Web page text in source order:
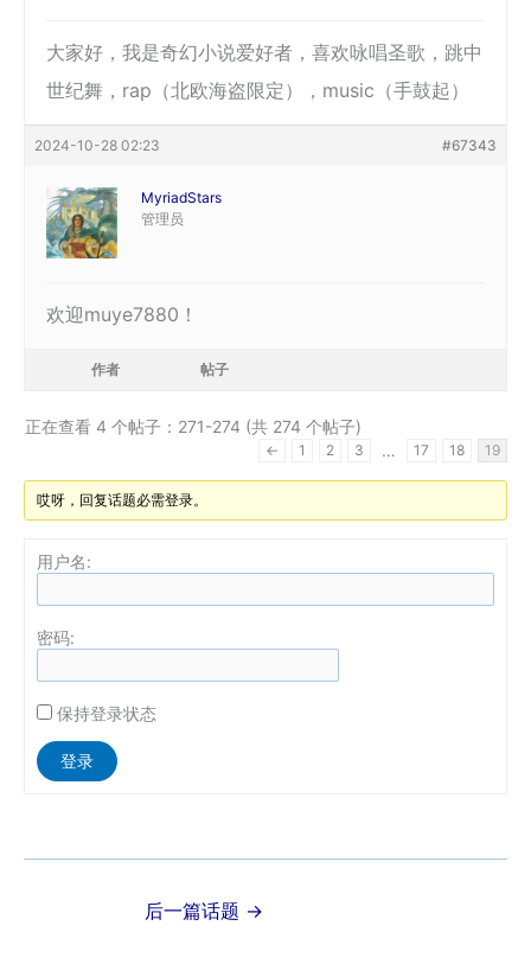
大家好，我是奇幻小说爱好者，喜欢咏唱圣歌，跳中
世纪舞，rap（北欧海盗限定），music（手鼓起）
2024-10-28 02:23 #67343
MyriadStars
管理员
欢迎muye7880！
作者 帖子
正在查看 4 个帖子：271-274 (共 274 个帖子)
← 1 2 3 … 17 18 19
哎呀，回复话题必需登录。
用户名:
密码:
保持登录状态
Alternative:
登录
后一篇话题 →